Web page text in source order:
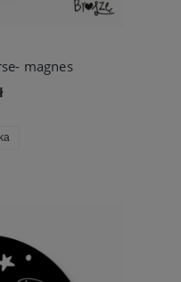
magnes